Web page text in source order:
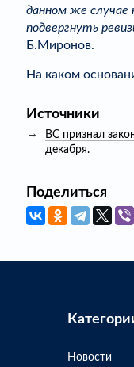
данном же случае
подвергнуть
Б.Миронов.
На каком
Источники
ВС признал
декабря.
Поделиться
Новости